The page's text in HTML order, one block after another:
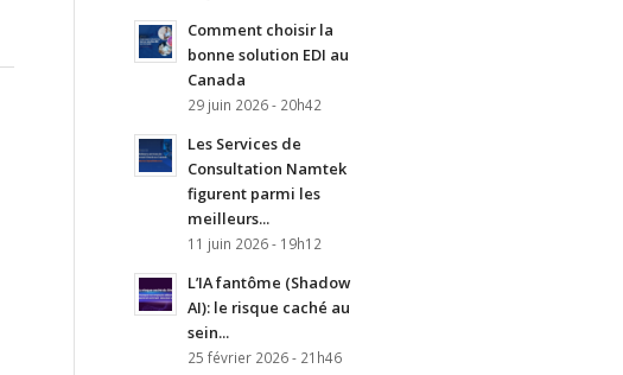
Comment choisir la
bonne solution EDI au
Canada
29 juin 2026 - 20h42
Les Services de
Consultation Namtek
figurent parmi les
meilleurs...
11 juin 2026 - 19h12
L’IA fantôme (Shadow
AI): le risque caché au
sein...
25 février 2026 - 21h46